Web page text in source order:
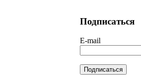
Подписаться
E-mail